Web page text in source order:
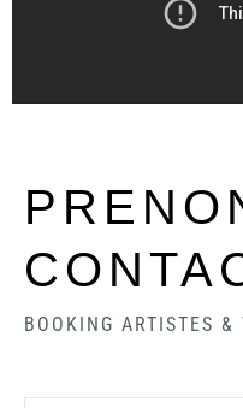
BOOKING ARTISTES &